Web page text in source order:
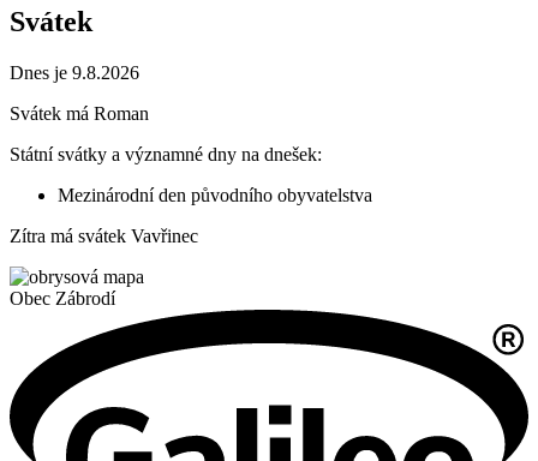
Svátek
Dnes je 9.8.2026
Svátek má Roman
Státní svátky a významné dny na dnešek:
Mezinárodní den původního obyvatelstva
Zítra má svátek Vavřinec
Obec Zábrodí